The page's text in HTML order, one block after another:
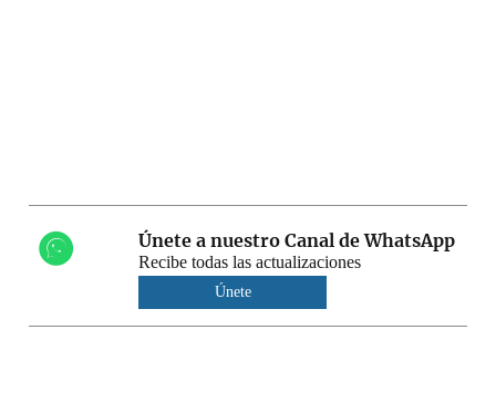
Únete a nuestro Canal de WhatsApp
Recibe todas las actualizaciones
Únete